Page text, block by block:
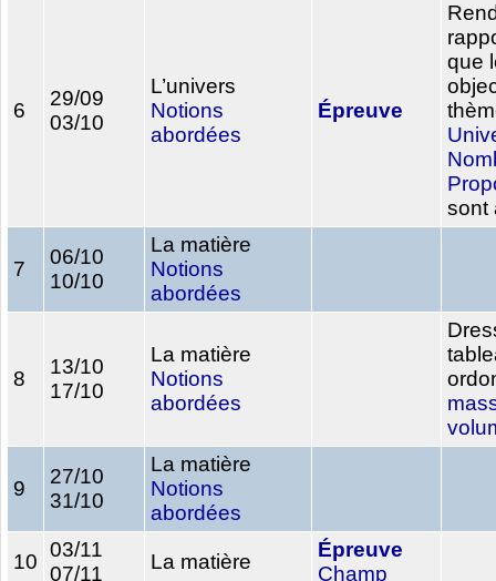
6
29/09
03/10
L’univers
Notions
abordées
Épreuve
que
sont
7
06/10
10/10
La matière
Notions
abordées
8
13/10
17/10
La matière
Notions
abordées
9
27/10
31/10
La matière
Notions
abordées
10
03/11
07/11
La matière
Épreuve
Champ